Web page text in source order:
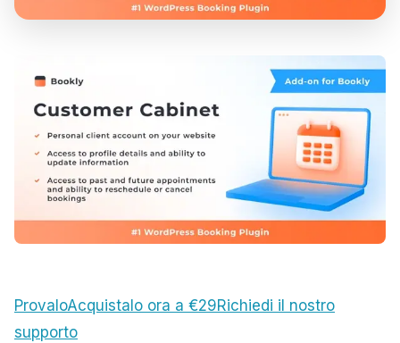
ProvaloAcquistalo ora a €29Richiedi il nostro
supporto